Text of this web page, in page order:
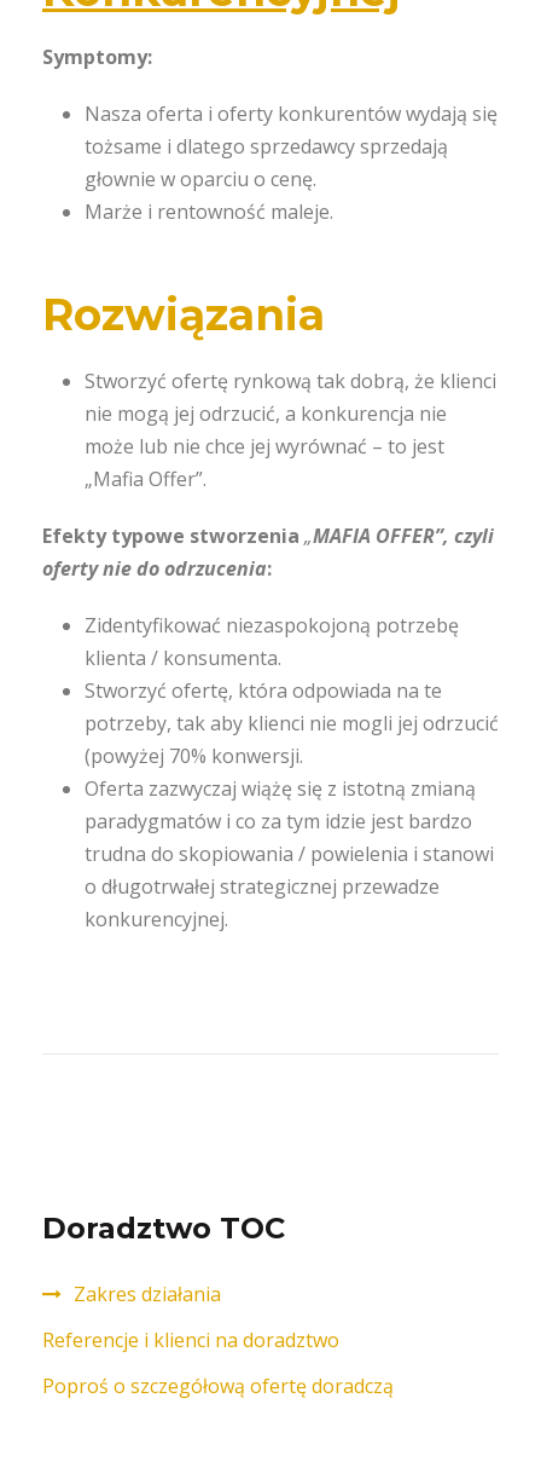
Symptomy:
Nasza oferta i oferty konkurentów wydają się
tożsame i dlatego sprzedawcy sprzedają
głownie w oparciu o cenę.
Marże i rentowność maleje.
Rozwiązania
Stworzyć ofertę rynkową tak dobrą, że klienci
nie mogą jej odrzucić, a konkurencja nie
może lub nie chce jej wyrównać – to jest
„Mafia Offer”.
Efekty typowe stworzenia „MAFIA OFFER”, czyli
oferty nie do odrzucenia:
Zidentyfikować niezaspokojoną potrzebę
klienta / konsumenta.
Stworzyć ofertę, która odpowiada na te
potrzeby, tak aby klienci nie mogli jej odrzucić
(powyżej 70% konwersji.
Oferta zazwyczaj wiążę się z istotną zmianą
paradygmatów i co za tym idzie jest bardzo
trudna do skopiowania / powielenia i stanowi
o długotrwałej strategicznej przewadze
konkurencyjnej.
Doradztwo TOC
Zakres działania
Referencje i klienci na doradztwo
Poproś o szczegółową ofertę doradczą